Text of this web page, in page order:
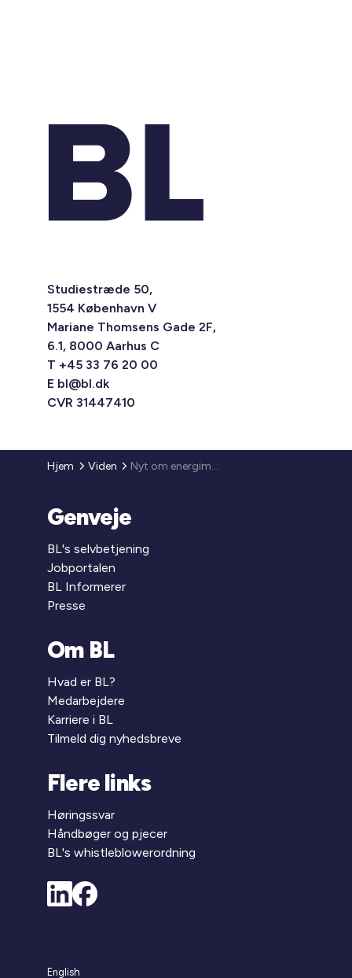
Studiestræde 50,
1554 København V
Mariane Thomsens Gade 2F,
6.1, 8000 Aarhus C
T +45 33 76 20 00
E bl@bl.dk
CVR 31447410
Hjem Viden Nyt om energimærkning (EMO)
Genveje
BL's selvbetjening
Jobportalen
BL Informerer
Presse
Om BL
Hvad er BL?
Medarbejdere
Karriere i BL
Tilmeld dig nyhedsbreve
Flere links
Høringssvar
Håndbøger og pjecer
BL's whistleblowerordning
English